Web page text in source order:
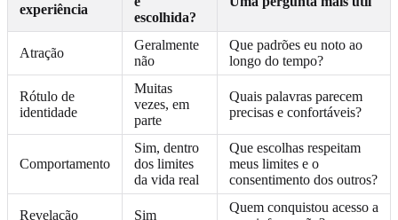
experiência
escolhida?
Atração
Geralmente
não
Que padrões eu noto ao
longo do tempo?
Rótulo de
identidade
Muitas
vezes, em
parte
Quais palavras parecem
precisas e confortáveis?
Comportamento
Sim, dentro
dos limites
da vida real
Que escolhas respeitam
meus limites e o
consentimento dos outros?
Revelação Sim
Quem conquistou acesso a